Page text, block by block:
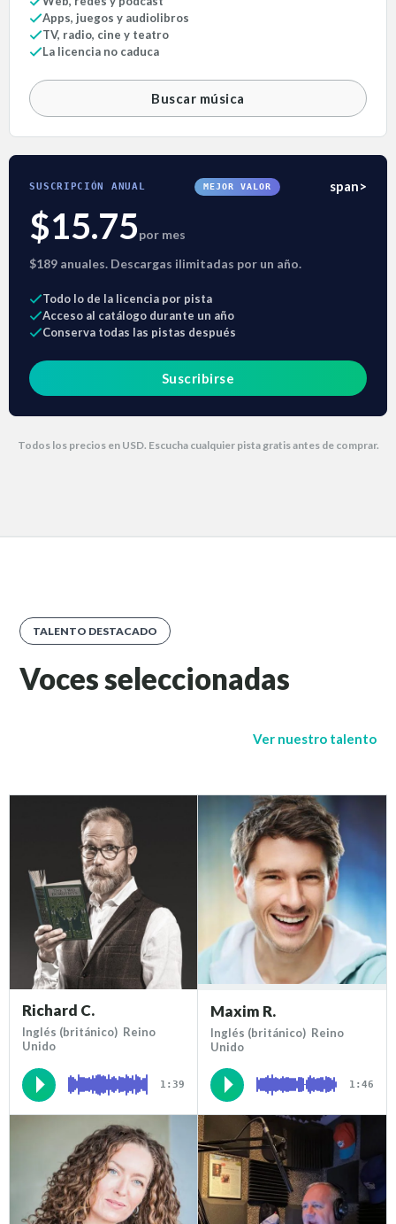
Apps, juegos y audiolibros
TV, radio, cine y teatro
La licencia no caduca
Buscar música
SUSCRIPCIÓN ANUAL MEJOR VALOR span>
$15.75por mes
$189 anuales. Descargas ilimitadas por un año.
Todo lo de la licencia por pista
Acceso al catálogo durante un año
Conserva todas las pistas después
Suscribirse
Todos los precios en USD. Escucha cualquier pista gratis antes de comprar.
TALENTO DESTACADO
Voces seleccionadas
Ver nuestro talento
Richard C.
Inglés (británico) Reino
Unido
1:39
Maxim R.
Inglés (británico) Reino
Unido
1:46